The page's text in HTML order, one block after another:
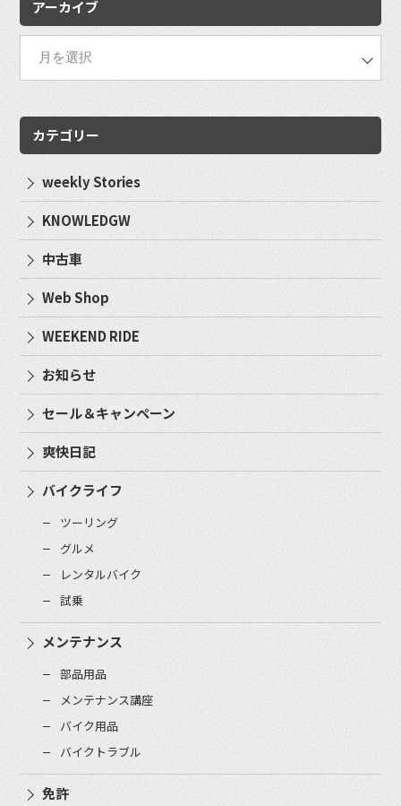
アーカイブ
カテゴリー
weekly Stories
KNOWLEDGW
中古車
Web Shop
WEEKEND RIDE
お知らせ
セール＆キャンペーン
爽快日記
バイクライフ
ツーリング
グルメ
レンタルバイク
試乗
メンテナンス
部品用品
メンテナンス講座
バイク用品
バイクトラブル
免許